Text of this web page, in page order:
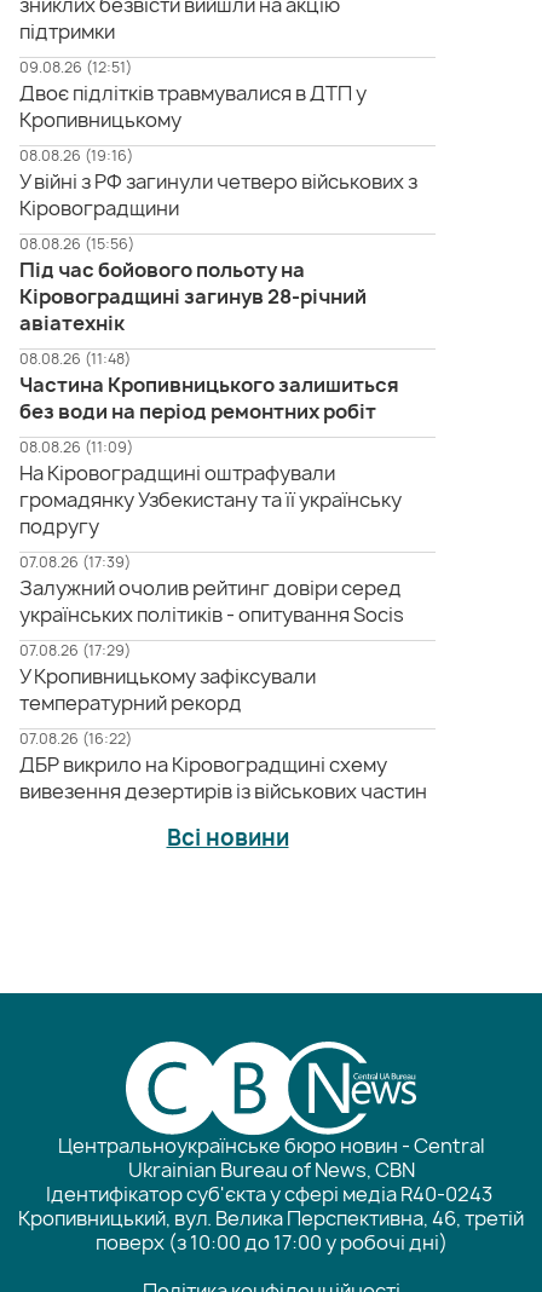
підтримки
09.08.26 (12:51)
Двоє підлітків травмувалися в ДТП у
Кропивницькому
08.08.26 (19:16)
У війні з РФ загинули четверо військових з
Кіровоградщини
08.08.26 (15:56)
Під час бойового польоту на
Кіровоградщині загинув 28-річний
авіатехнік
08.08.26 (11:48)
Частина Кропивницького залишиться
без води на період ремонтних робіт
08.08.26 (11:09)
На Кіровоградщині оштрафували
громадянку Узбекистану та її українську
подругу
07.08.26 (17:39)
Залужний очолив рейтинг довіри серед
українських політиків - опитування Socis
07.08.26 (17:29)
У Кропивницькому зафіксували
температурний рекорд
07.08.26 (16:22)
ДБР викрило на Кіровоградщині схему
вивезення дезертирів із військових частин
Всі новини
Центральноукраїнське бюро новин - Central
Ukrainian Bureau of News, CBN
Ідентифікатор суб'єкта у сфері медіа R40-0243
Кропивницький, вул. Велика Перспективна, 46, третій
поверх (з 10:00 до 17:00 у робочі дні)